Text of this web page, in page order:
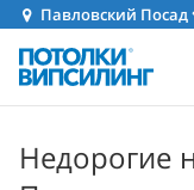
Павловский Посад
Недорогие